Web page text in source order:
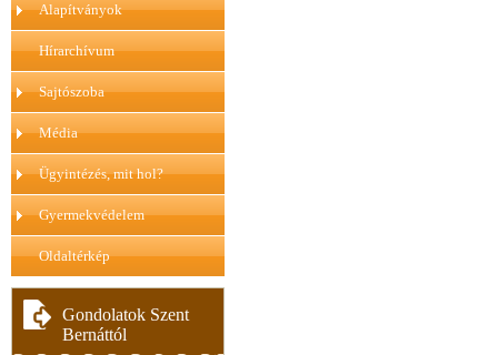
Alapítványok
Hírarchívum
Sajtószoba
Média
Ügyintézés, mit hol?
Gyermekvédelem
Oldaltérkép
Gondolatok Szent
Bernáttól